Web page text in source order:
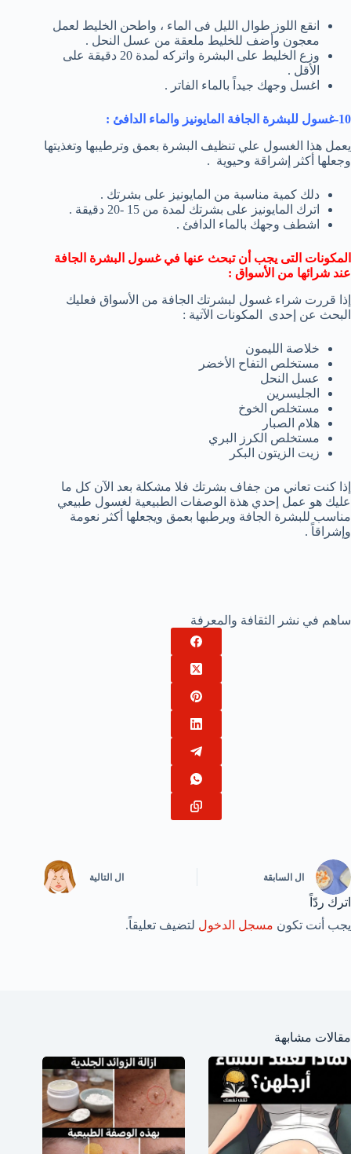
انقع اللوز طوال الليل فى الماء ، واطحن الخليط لعمل
معجون وأضف للخليط ملعقة من عسل النحل .
وزع الخليط على البشرة واتركه لمدة 20 دقيقة على
الأقل .
اغسل وجهك جيداً بالماء الفاتر .
10-غسول للبشرة الجافة المايونيز والماء الدافئ :
يعمل هذا الغسول علي تنظيف البشرة بعمق وترطيبها وتغذيتها
وجعلها أكثر إشراقة وحيوية .
دلك كمية مناسبة من المايونيز على بشرتك .
اترك المايونيز على بشرتك لمدة من 15 -20 دقيقة .
اشطف وجهك بالماء الدافئ .
المكونات التى يجب أن تبحث عنها في غسول البشرة الجافة
عند شرائها من الأسواق :
إذا قررت شراء غسول لبشرتك الجافة من الأسواق فعليك
البحث عن إحدى المكونات الآتية :
خلاصة الليمون
مستخلص التفاح الأخضر
عسل النحل
الجليسرين
مستخلص الخوخ
هلام الصبار
مستخلص الكرز البري
زيت الزيتون البكر
إذا كنت تعاني من جفاف بشرتك فلا مشكلة بعد الآن كل ما
عليك هو عمل إحدي هذة الوصفات الطبيعية لغسول طبيعي
مناسب للبشرة الجافة ويرطبها بعمق ويجعلها أكثر نعومة
وإشراقاً .
ساهم في نشر الثقافة والمعرفة
ال السابقة ال التالية
اترك ردّاً
يجب أنت تكون مسجل الدخول لتضيف تعليقاً.
مقالات مشابهة